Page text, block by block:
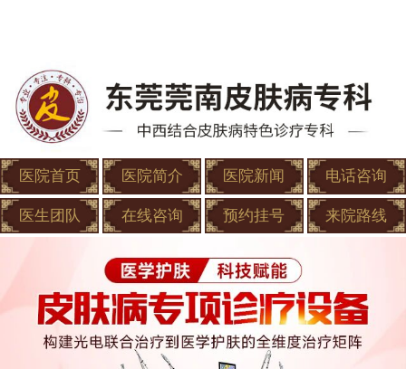
医院首页 医院简介 医院新闻 电话咨询
医生团队 在线咨询 预约挂号 来院路线